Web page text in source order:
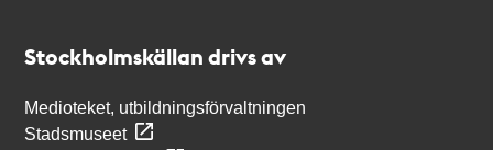
Stockholmskällan drivs av
Medioteket, utbildningsförvaltningen
Stadsmuseet